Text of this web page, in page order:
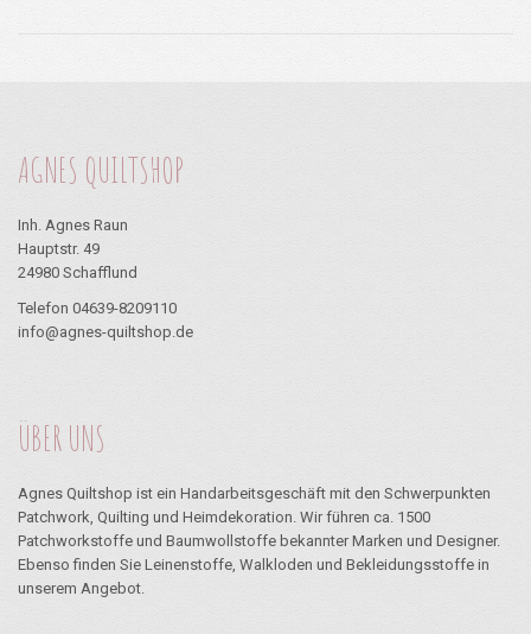
AGNES QUILTSHOP
Inh. Agnes Raun
Hauptstr. 49
24980 Schafflund
Telefon 04639-8209110
info@agnes-quiltshop.de
ÜBER UNS
Agnes Quiltshop ist ein Handarbeitsgeschäft mit den Schwerpunkten
Patchwork, Quilting und Heimdekoration. Wir führen ca. 1500
Patchworkstoffe und Baumwollstoffe bekannter Marken und Designer.
Ebenso finden Sie Leinenstoffe, Walkloden und Bekleidungsstoffe in
unserem Angebot.